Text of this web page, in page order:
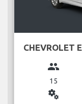
CHEVROLET
group
15
miscellaneous_services